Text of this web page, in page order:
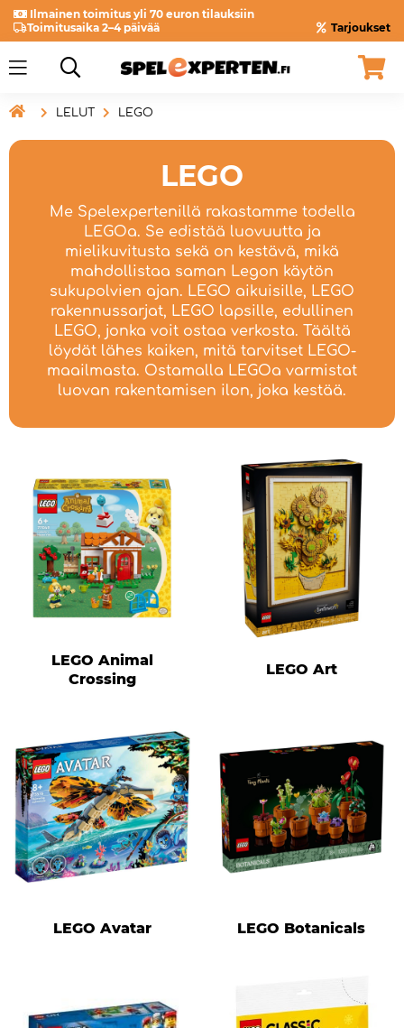
Ilmainen toimitus yli 70 euron tilauksiin
Toimitusaika 2–4 päivää
Tarjoukset
 LELUT LEGO
LEGO
Me Spelexpertenillä rakastamme todella
LEGOa. Se edistää luovuutta ja
mielikuvitusta sekä on kestävä, mikä
mahdollistaa saman Legon käytön
sukupolvien ajan. LEGO aikuisille, LEGO
rakennussarjat, LEGO lapsille, edullinen
LEGO, jonka voit ostaa verkosta. Täältä
löydät lähes kaiken, mitä tarvitset LEGO-
maailmasta. Ostamalla LEGOa varmistat
luovan rakentamisen ilon, joka kestää.
LEGO Animal
Crossing
LEGO Art
LEGO Avatar LEGO Botanicals